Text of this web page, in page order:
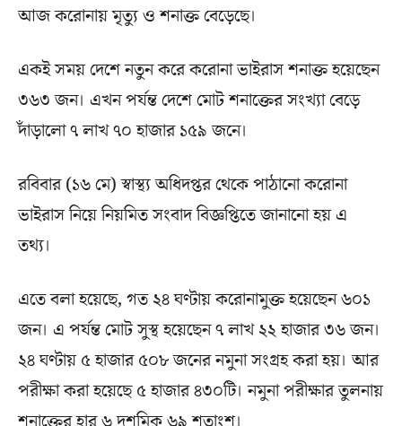
আজ করোনায় মৃত্যু ও শনাক্ত বেড়েছে।
একই সময় দেশে নতুন করে করোনা ভাইরাস শনাক্ত হয়েছেন
৩৬৩ জন। এখন পর্যন্ত দেশে মোট শনাক্তের সংখ্যা বেড়ে
দাঁড়ালো ৭ লাখ ৭০ হাজার ১৫৯ জনে।
রবিবার (১৬ মে) স্বাস্থ্য অধিদপ্তর থেকে পাঠানো করোনা
ভাইরাস নিয়ে নিয়মিত সংবাদ বিজ্ঞপ্তিতে জানানো হয় এ
তথ্য।
এতে বলা হয়েছে, গত ২৪ ঘণ্টায় করোনামুক্ত হয়েছেন ৬০১
জন। এ পর্যন্ত মোট সুস্থ হয়েছেন ৭ লাখ ২২ হাজার ৩৬ জন।
২৪ ঘণ্টায় ৫ হাজার ৫০৮ জনের নমুনা সংগ্রহ করা হয়। আর
পরীক্ষা করা হয়েছে ৫ হাজার ৪৩০টি। নমুনা পরীক্ষার তুলনায়